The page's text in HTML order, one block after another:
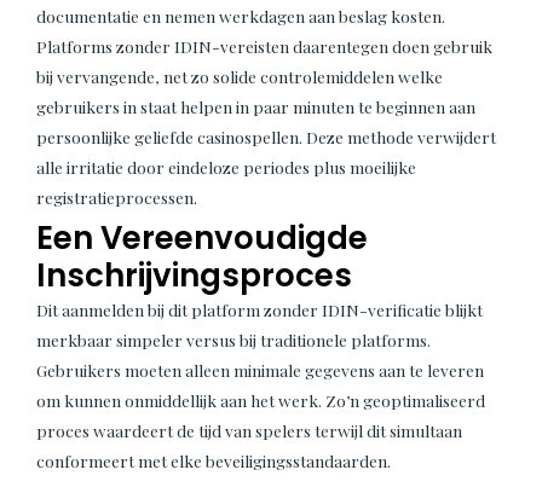
documentatie en nemen werkdagen aan beslag kosten.
Platforms zonder IDIN-vereisten daarentegen doen gebruik
bij vervangende, net zo solide controlemiddelen welke
gebruikers in staat helpen in paar minuten te beginnen aan
persoonlijke geliefde casinospellen. Deze methode verwijdert
alle irritatie door eindeloze periodes plus moeilijke
registratieprocessen.
Een Vereenvoudigde
Inschrijvingsproces
Dit aanmelden bij dit platform zonder IDIN-verificatie blijkt
merkbaar simpeler versus bij traditionele platforms.
Gebruikers moeten alleen minimale gegevens aan te leveren
om kunnen onmiddellijk aan het werk. Zo’n geoptimaliseerd
proces waardeert de tijd van spelers terwijl dit simultaan
conformeert met elke beveiligingsstandaarden.